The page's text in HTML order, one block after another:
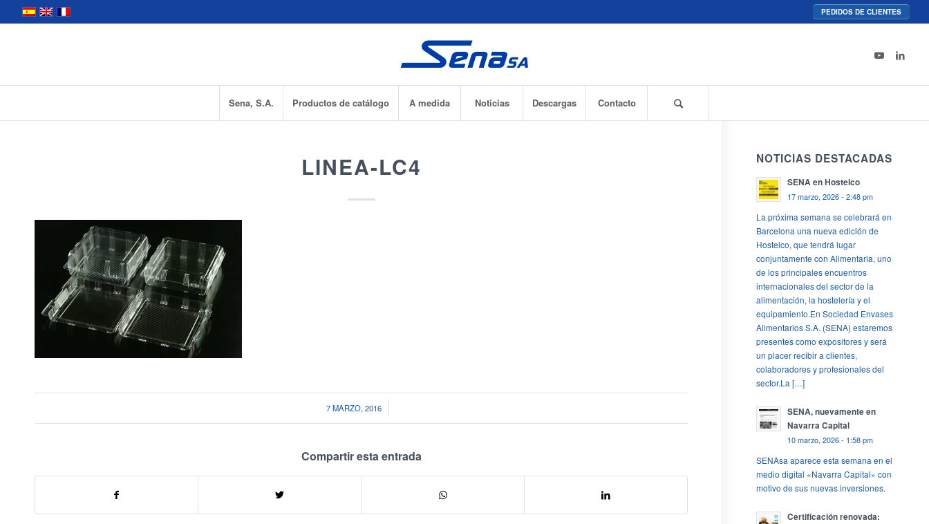
PEDIDOS DE CLIENTES
Sena, S.A. Productos de catálogo A medida Noticias Descargas Contacto
LINEA-LC4
7 MARZO, 2016
/
Compartir esta entrada
NOTICIAS DESTACADAS
SENA en Hostelco
17 marzo, 2026 - 2:48 pm
La próxima semana se celebrará en
Barcelona una nueva edición de
Hostelco, que tendrá lugar
conjuntamente con Alimentaria, uno
de los principales encuentros
internacionales del sector de la
alimentación, la hostelería y el
equipamiento.En Sociedad Envases
Alimentarios S.A. (SENA) estaremos
presentes como expositores y será
un placer recibir a clientes,
colaboradores y profesionales del
sector.La […]
SENA, nuevamente en
Navarra Capital
10 marzo, 2026 - 1:58 pm
SENAsa aparece esta semana en el
medio digital «Navarra Capital» con
motivo de sus nuevas inversiones.
Certificación renovada: